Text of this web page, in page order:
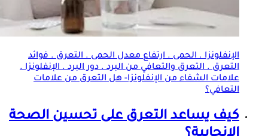
الإنفلونزا . الحمى . ارتفاع معدل الحمى .التعرق. فوائد
التعرق.التعرقوالتعافي من البرد . دور البرد . الإنفلونزا .
علامات الشفاء من الإنفلونزا- هلالتعرقمن علامات
التعافي؟
كيف يساعدالتعرقعلى تحسين الصحة